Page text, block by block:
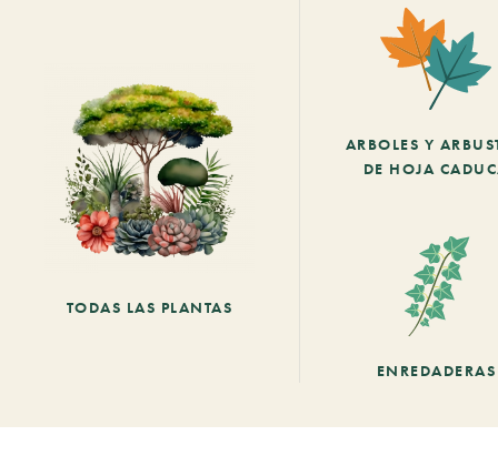
TODAS LAS PLANTAS
ARBOLES Y
DE HOJA
ENREDADERAS